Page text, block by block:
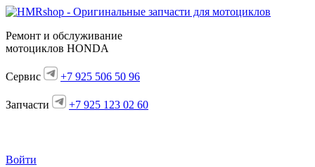
Ремонт и обслуживание
мотоциклов HONDA
Сервис +7 925 506 50 96
Запчасти +7 925 123 02 60
Войти